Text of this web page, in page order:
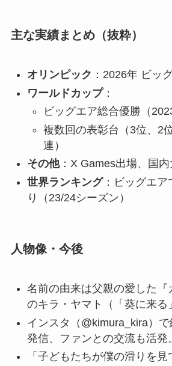
主な実績まとめ（抜粋）
オリンピック ：2026年 ビッ
ワールドカップ：
ビッグエア総合優勝（
複数回の表彰台（3位、2
連）
その他：X Games出場、国
世界ランキング：ビッグエア
り（23/24シーズン）
人物像・今後
名前の由来は父親の愛した『
のキラ・ヤマト（「葵に来る
インスタ（@kimura_kira）
発信、ファンとの交流も活発。
「子どもたちが僕の滑りを